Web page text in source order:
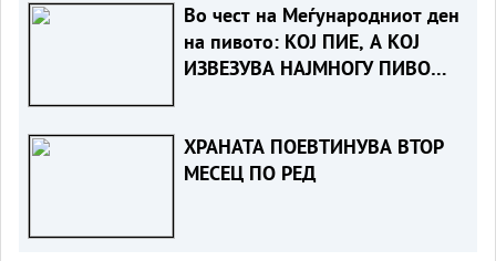
Во чест на Меѓународниот ден
на пивото: КОЈ ПИЕ, А КОЈ
ИЗВЕЗУВА НАЈМНОГУ ПИВО
ХРАНАТА ПОЕВТИНУВА ВТОР
МЕСЕЦ ПО РЕД